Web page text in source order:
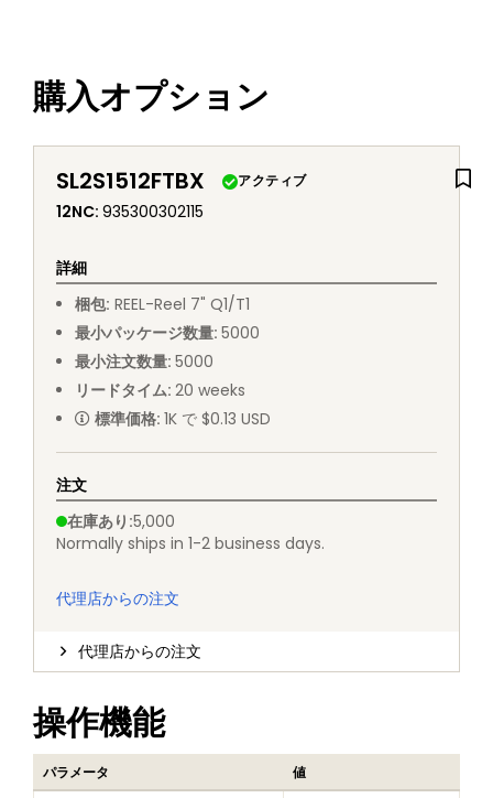
購入オプション
SL2S1512FTBX アクティブ
12NC: 935300302115
詳細
梱包: REEL-Reel 7" Q1/T1
最小パッケージ数量: 5000
最小注文数量: 5000
リードタイム: 20 weeks
標準価格: 1K で $0.13 USD
注文
在庫あり :5,000
Normally ships in 1-2 business days.
代理店からの注文
代理店からの注文
操作機能
パラメータ
値